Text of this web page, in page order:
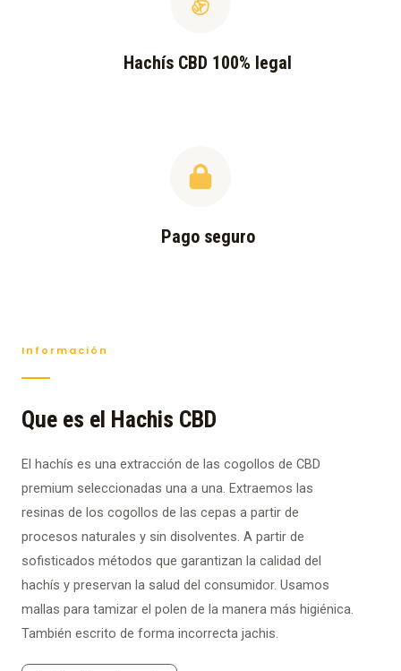
Hachís CBD 100% legal
Pago seguro
Información
Que es el Hachis CBD
El hachís es una extracción de las cogollos de CBD
premium seleccionadas una a una. Extraemos las
resinas de los cogollos de las cepas a partir de
procesos naturales y sin disolventes. A partir de
sofisticados métodos que garantizan la calidad del
hachís y preservan la salud del consumidor. Usamos
mallas para tamizar el polen de la manera más higiénica.
También escrito de forma incorrecta jachis.